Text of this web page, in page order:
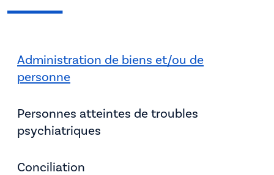
Administration de biens et/ou de
personne
Personnes atteintes de troubles
psychiatriques
Conciliation